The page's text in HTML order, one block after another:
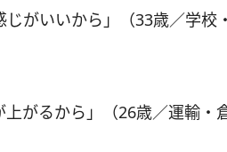
がいいから」（33歳／学校
がるから」（26歳／運輸・